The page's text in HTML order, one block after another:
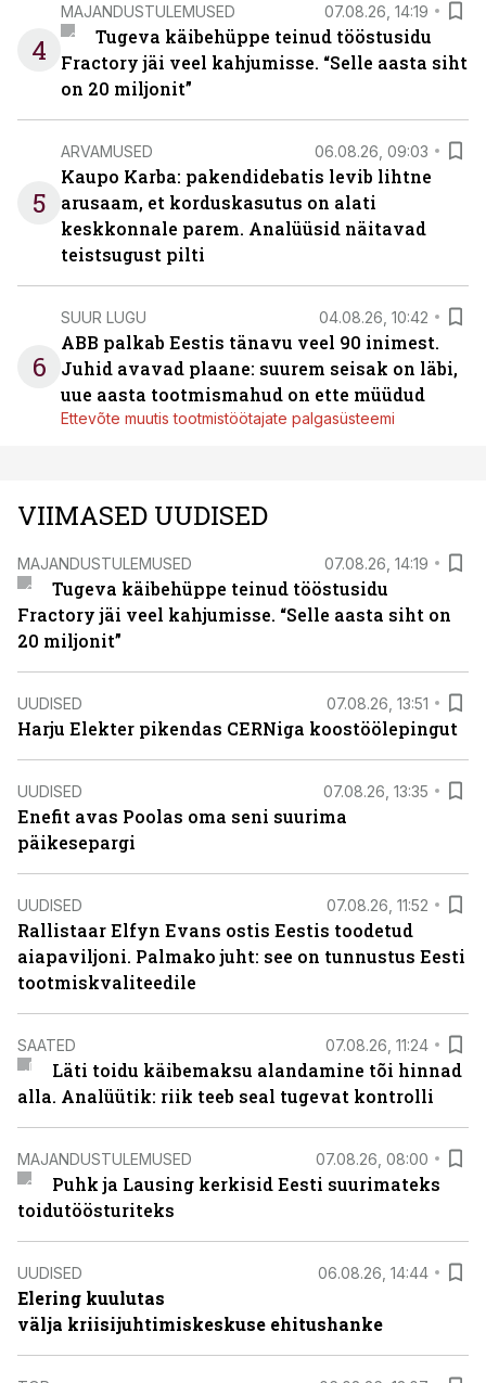
4
MAJANDUSTULEMUSED 07.08.26, 14:19
Tugeva käibehüppe teinud tööstusidu
Fractory jäi veel kahjumisse. “Selle aasta siht
on 20 miljonit”
5
ARVAMUSED 06.08.26, 09:03
Kaupo Karba: pakendidebatis levib lihtne
arusaam, et korduskasutus on alati
keskkonnale parem. Analüüsid näitavad
teistsugust pilti
6
SUUR LUGU 04.08.26, 10:42
ABB palkab Eestis tänavu veel 90 inimest.
Juhid avavad plaane: suurem seisak on läbi,
uue aasta tootmismahud on ette müüdud
Ettevõte muutis tootmistöötajate palgasüsteemi
VIIMASED UUDISED
MAJANDUSTULEMUSED 07.08.26, 14:19
Tugeva käibehüppe teinud tööstusidu
Fractory jäi veel kahjumisse. “Selle aasta siht on
20 miljonit”
UUDISED 07.08.26, 13:51
Harju Elekter pikendas CERNiga koostöölepingut
UUDISED 07.08.26, 13:35
Enefit avas Poolas oma seni suurima
päikesepargi
UUDISED 07.08.26, 11:52
Rallistaar Elfyn Evans ostis Eestis toodetud
aiapaviljoni. Palmako juht: see on tunnustus Eesti
tootmiskvaliteedile
SAATED 07.08.26, 11:24
Läti toidu käibemaksu alandamine tõi hinnad
alla. Analüütik: riik teeb seal tugevat kontrolli
MAJANDUSTULEMUSED 07.08.26, 08:00
Puhk ja Lausing kerkisid Eesti suurimateks
toidutöösturiteks
UUDISED 06.08.26, 14:44
Elering kuulutas
välja kriisijuhtimiskeskuse ehitushanke